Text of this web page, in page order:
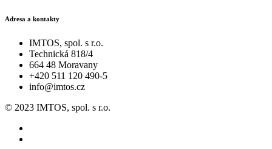
Adresa a kontakty
IMTOS, spol. s r.o.
Technická 818/4
664 48 Moravany
+420 511 120 490-5
info@imtos.cz
© 2023 IMTOS, spol. s r.o.